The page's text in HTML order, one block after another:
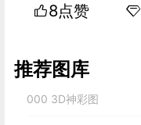
8点赞
推荐图库
000 3D神彩图